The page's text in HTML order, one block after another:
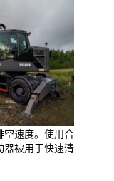
空速度。使用合
器被用于快速清